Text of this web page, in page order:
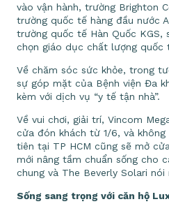
vào vận hành, trường Brighton
trường quốc tế hàng đầu nước
trường quốc tế Hàn Quốc KGS,
chọn giáo dục chất lượng quốc
Về chăm sóc sức khỏe, trong
sự góp mặt của Bệnh viện Đa
kèm với dịch vụ “y tế tận nhà”.
Về vui chơi, giải trí, Vincom
cửa đón khách từ 1/6, và không
tiên tại TP HCM cũng sẽ mở
mới nâng tầm chuẩn sống cho
chung và The Beverly Solari nói
Sống sang trọng với căn hộ